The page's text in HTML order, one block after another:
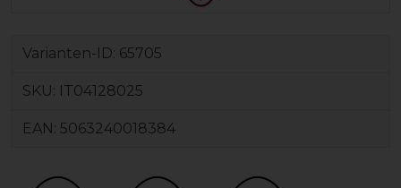
Varianten-ID: 65705
SKU: IT04128025
EAN: 5063240018384